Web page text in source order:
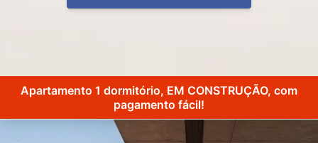
Apartamento 1 dormitório, EM CONSTRUÇÃO, com
pagamento fácil!